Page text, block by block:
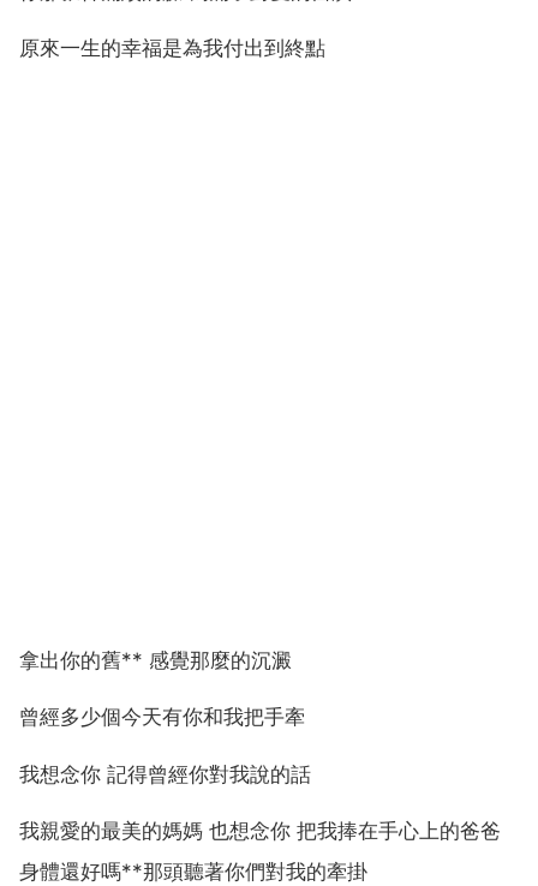
原來一生的幸福是為我付出到終點
拿出你的舊** 感覺那麼的沉澱
曾經多少個今天有你和我把手牽
我想念你 記得曾經你對我說的話
我親愛的最美的媽媽 也想念你 把我捧在手心上的爸爸
身體還好嗎**那頭聽著你們對我的牽掛